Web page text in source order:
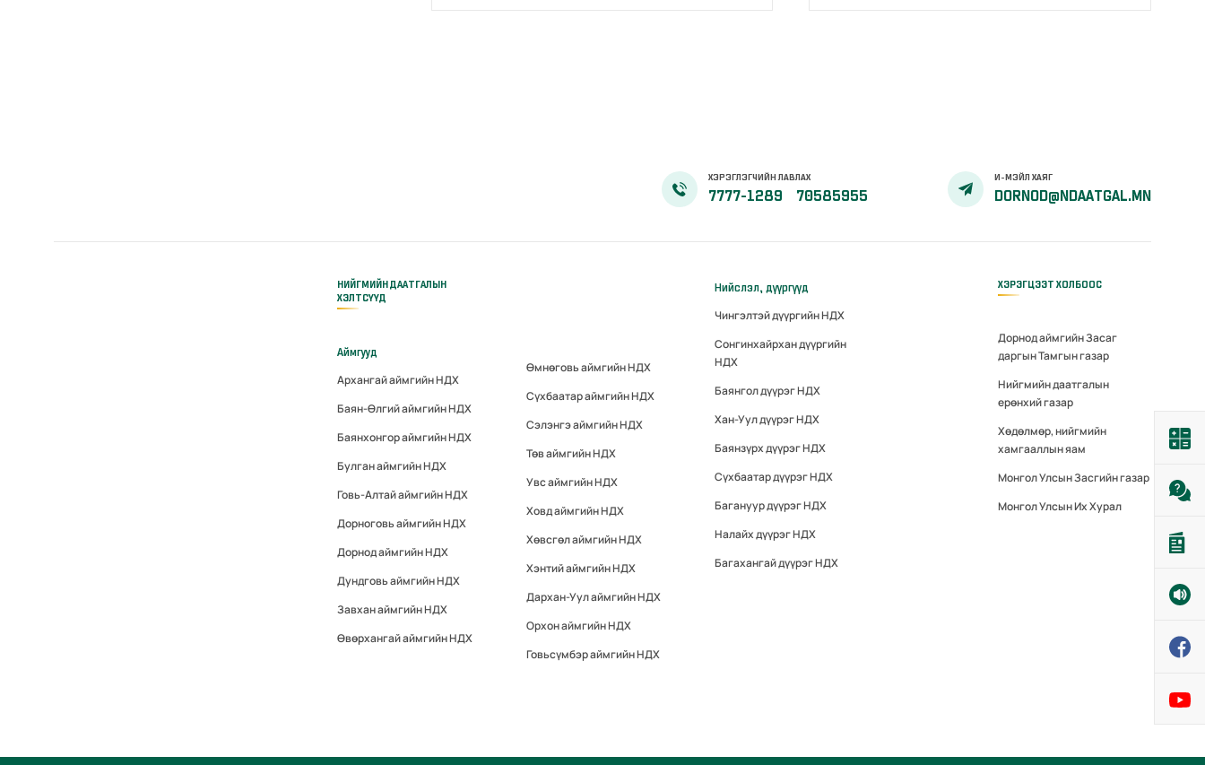
ХЭРЭГЛЭГЧИЙН ЛАВЛАХ
7777-1289 70585955
И-МЭЙЛ ХАЯГ
DORNOD@NDAATGAL.MN
НИЙГМИЙН ДААТГАЛЫН
ХЭЛТСҮҮД
Аймгууд
Архангай аймгийн НДХ
Баян-Өлгий аймгийн НДХ
Баянхонгор аймгийн НДХ
Булган аймгийн НДХ
Говь-Алтай аймгийн НДХ
Дорноговь аймгийн НДХ
Дорнод аймгийн НДХ
Дундговь аймгийн НДХ
Завхан аймгийн НДХ
Өвөрхангай аймгийн НДХ
Өмнөговь аймгийн НДХ
Сүхбаатар аймгийн НДХ
Сэлэнгэ аймгийн НДХ
Төв аймгийн НДХ
Увс аймгийн НДХ
Ховд аймгийн НДХ
Хөвсгөл аймгийн НДХ
Хэнтий аймгийн НДХ
Дархан-Уул аймгийн НДХ
Орхон аймгийн НДХ
Говьсүмбэр аймгийн НДХ
Нийслэл, дүүргүүд
Чингэлтэй дүүргийн НДХ
Сонгинхайрхан дүүргийн
НДХ
Баянгол дүүрэг НДХ
Хан-Уул дүүрэг НДХ
Баянзүрх дүүрэг НДХ
Сүхбаатар дүүрэг НДХ
Багануур дүүрэг НДХ
Налайх дүүрэг НДХ
Багахангай дүүрэг НДХ
ХЭРЭГЦЭЭТ ХОЛБООС
Дорнод аймгийн Засаг
даргын Тамгын газар
Нийгмийн даатгалын
ерөнхий газар
Хөдөлмөр, нийгмийн
хамгааллын яам
Монгол Улсын Засгийн газар
Монгол Улсын Их Хурал